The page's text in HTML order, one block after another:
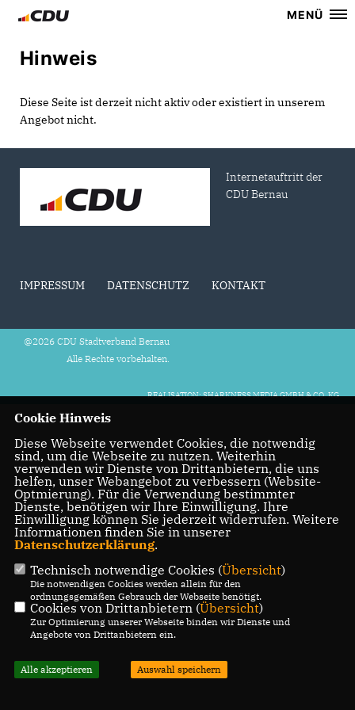
MENÜ
Hinweis
Diese Seite ist derzeit nicht aktiv oder existiert in unserem
Angebot nicht.
Internetauftritt der
CDU Bernau
IMPRESSUM DATENSCHUTZ KONTAKT
@2026 CDU Stadtverband Bernau
Alle Rechte vorbehalten.
REALISATION: SHARKNESS MEDIA GMBH & CO. KG
Cookie Hinweis
Diese Webseite verwendet Cookies, die notwendig
sind, um die Webseite zu nutzen. Weiterhin
verwenden wir Dienste von Drittanbietern, die uns
helfen, unser Webangebot zu verbessern (Website-
Optmierung). Für die Verwendung bestimmter
Dienste, benötigen wir Ihre Einwilligung. Ihre
Einwilligung können Sie jederzeit widerrufen. Weitere
Informationen finden Sie in unserer
Datenschutzerklärung.
Technisch notwendige Cookies (Übersicht)
Die notwendigen Cookies werden allein für den
ordnungsgemäßen Gebrauch der Webseite benötigt.
Cookies von Drittanbietern (Übersicht)
Zur Optimierung unserer Webseite binden wir Dienste und
Angebote von Drittanbietern ein.
Alle akzeptieren Auswahl speichern